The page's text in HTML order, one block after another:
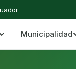
Mera Cantón
Municipalidad